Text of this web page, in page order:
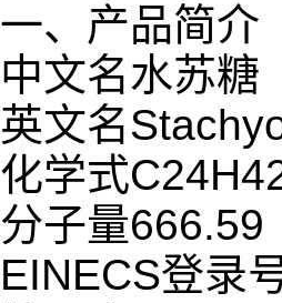
一、产品简介
中文名水苏糖
英文名
化学式
分子量666.59
EINECS登录